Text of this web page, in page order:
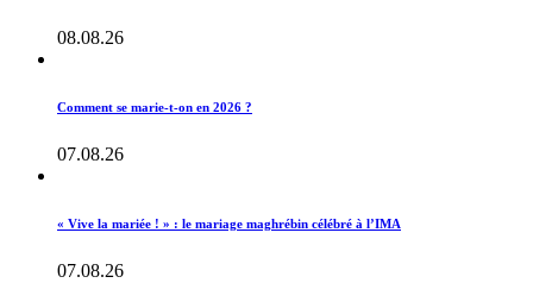
08.08.26
Comment se marie-t-on en 2026 ?
07.08.26
« Vive la mariée ! » : le mariage maghrébin célébré à l’IMA
07.08.26